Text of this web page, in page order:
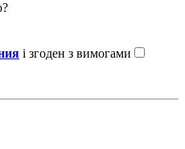
і згоден з вимогами